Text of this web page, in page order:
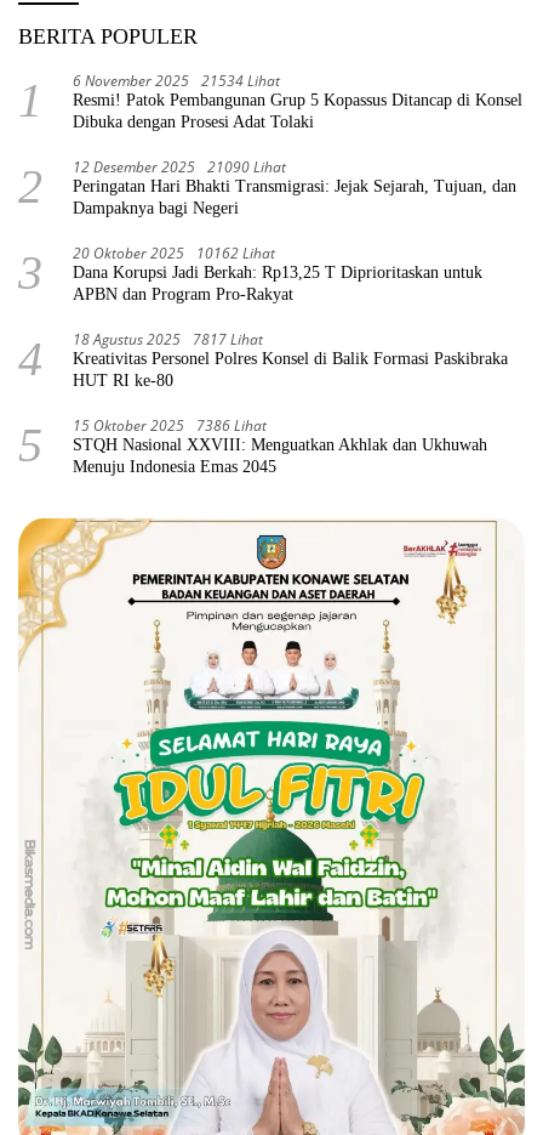
BERITA POPULER
1 6 November 2025 21534 Lihat
Resmi! Patok Pembangunan Grup 5 Kopassus Ditancap di Konsel
Dibuka dengan Prosesi Adat Tolaki
2 12 Desember 2025 21090 Lihat
Peringatan Hari Bhakti Transmigrasi: Jejak Sejarah, Tujuan, dan
Dampaknya bagi Negeri
3 20 Oktober 2025 10162 Lihat
Dana Korupsi Jadi Berkah: Rp13,25 T Diprioritaskan untuk
APBN dan Program Pro-Rakyat
4 18 Agustus 2025 7817 Lihat
Kreativitas Personel Polres Konsel di Balik Formasi Paskibraka
HUT RI ke-80
5 15 Oktober 2025 7386 Lihat
STQH Nasional XXVIII: Menguatkan Akhlak dan Ukhuwah
Menuju Indonesia Emas 2045